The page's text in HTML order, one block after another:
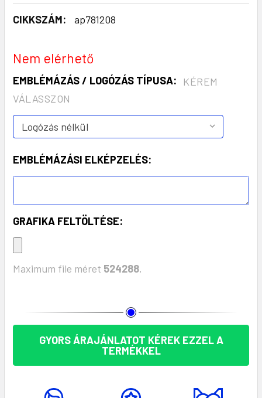
CIKKSZÁM: ap781208
Nem elérhető
EMBLÉMÁZÁS / LOGÓZÁS TÍPUSA:
KÉREM
VÁLASSZON
EMBLÉMÁZÁSI ELKÉPZELÉS:
GRAFIKA FELTÖLTÉSE:
Maximum file méret 524288,
GYORS ÁRAJÁNLATOT KÉREK EZZEL A
TERMÉKKEL